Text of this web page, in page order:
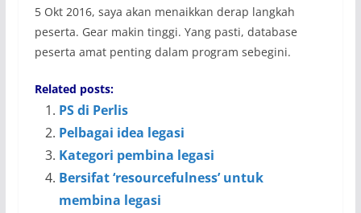
5 Okt 2016, saya akan menaikkan derap langkah
peserta. Gear makin tinggi. Yang pasti, database
peserta amat penting dalam program sebegini.
Related posts:
PS di Perlis
Pelbagai idea legasi
Kategori pembina legasi
Bersifat ‘resourcefulness’ untuk
membina legasi